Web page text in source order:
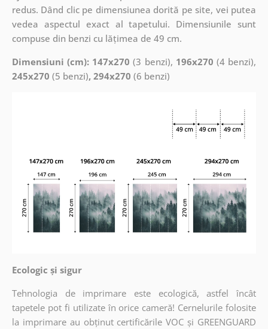
redus. Dând clic pe dimensiunea dorită pe site, vei putea
vedea aspectul exact al tapetului. Dimensiunile sunt
compuse din benzi cu lățimea de 49 cm.
Dimensiuni (cm): 147x270 (3 benzi), 196x270 (4 benzi),
245x270 (5 benzi), 294x270 (6 benzi)
Ecologic și sigur
Tehnologia de imprimare este ecologică, astfel încât
tapetele pot fi utilizate în orice cameră! Cernelurile folosite
la imprimare au obținut certificările VOC și GREENGUARD